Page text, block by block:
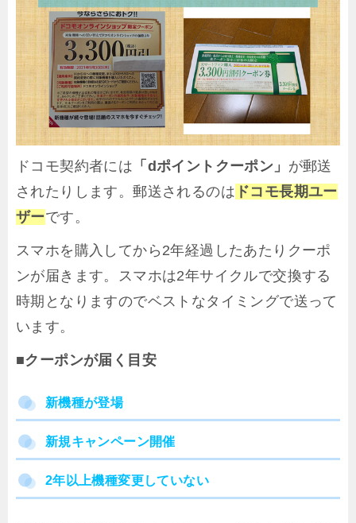
ドコモ契約者には 「dポイントクーポン」 が郵送
されたりします。郵送されるのは ドコモ長期ユー
ザーです。
スマホを購入してから2年経過したあたりクーポ
ンが届きます。スマホは2年サイクルで交換する
時期となりますのでベストなタイミングで送って
います。
■クーポンが届く目安
新機種が登場
新規キャンペーン開催
2年以上機種変更していない